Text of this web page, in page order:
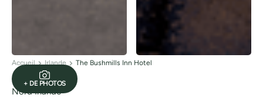
+ DE PHOTOS
Accueil Irlande The Bushmills Inn Hotel
Nord Irlande